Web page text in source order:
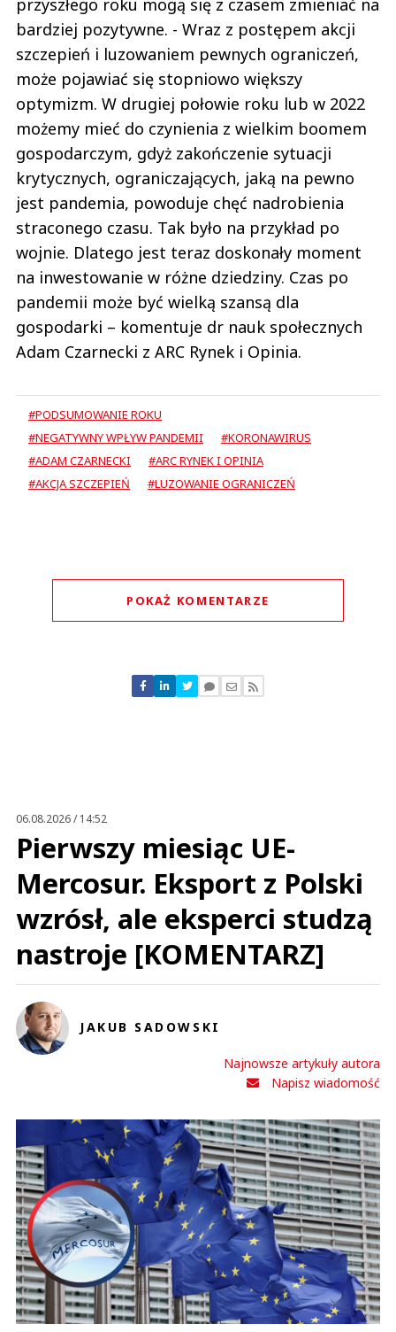
przyszłego roku mogą się z czasem zmieniać na
bardziej pozytywne. - Wraz z postępem akcji
szczepień i luzowaniem pewnych ograniczeń,
może pojawiać się stopniowo większy
optymizm. W drugiej połowie roku lub w 2022
możemy mieć do czynienia z wielkim boomem
gospodarczym, gdyż zakończenie sytuacji
krytycznych, ograniczających, jaką na pewno
jest pandemia, powoduje chęć nadrobienia
straconego czasu. Tak było na przykład po
wojnie. Dlatego jest teraz doskonały moment
na inwestowanie w różne dziedziny. Czas po
pandemii może być wielką szansą dla
gospodarki – komentuje dr nauk społecznych
Adam Czarnecki z ARC Rynek i Opinia.
#PODSUMOWANIE ROKU
#NEGATYWNY WPŁYW PANDEMII
#KORONAWIRUS
#ADAM CZARNECKI
#ARC RYNEK I OPINIA
#AKCJA SZCZEPIEŃ
#LUZOWANIE OGRANICZEŃ
POKAŻ KOMENTARZE
Nie znaleziono komentarzy
Zostaw swoje komentarze
06.08.2026 / 14:52
Pierwszy miesiąc UE-
Mercosur. Eksport z Polski
wzrósł, ale eksperci studzą
nastroje [KOMENTARZ]
JAKUB SADOWSKI
Najnowsze artykuły autora
Napisz wiadomość